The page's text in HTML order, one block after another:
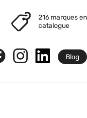
216 marques en
catalogue
Blog